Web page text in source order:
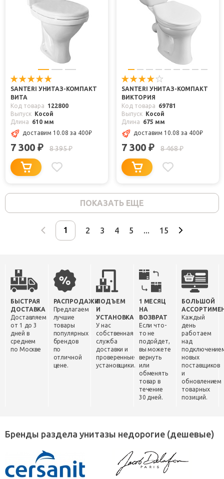
SANTERI УНИТАЗ-КОМПАКТ
ВИТА
Код товара
122800
Выпуск Косой
Длина
610 мм
доставим 10.08 за 400₽
7 300 ₽ 8 395₽
SANTERI УНИТАЗ-КОМПАКТ
ВИКТОРИЯ
Код товара
69781
Выпуск Косой
Длина
675 мм
доставим 10.08 за 400₽
7 300 ₽ 8 468₽
ПОКАЗАТЬ ЕЩЕ
2 3 4 5 ... 15
БЫСТРАЯ
ДОСТАВКА
Доставляем
от 1 до 3
дней в
среднем
по Москве
РАСПРОДАЖИ
Предлагаем
лучшие
товары
популярных
брендов
по
отличной
цене.
ПОДЪЕМ
И
УСТАНОВКА
У нас
собственная
служба
доставки и
проверенные
установщики.
1 МЕСЯЦ
НА
ВОЗВРАТ
Если что-
то не
подойдет,
вы можете
вернуть
или
обменять
товар в
течение
30 дней.
БОЛЬШОЙ
Каждый
день
работаем
над
новых
поставщиков
и
обновлением
товарных
позиций.
Бренды раздела унитазы недорогие (дешевые)